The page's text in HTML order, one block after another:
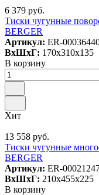
6 379 руб.
Тиски чугунные
BERGER
Артикул: ER-
ВxШxГ: 170x310x135
В корзину
Хит
13 558 руб.
Тиски чугунные
BERGER
Артикул: ER-
ВxШxГ: 210x455x225
В корзину